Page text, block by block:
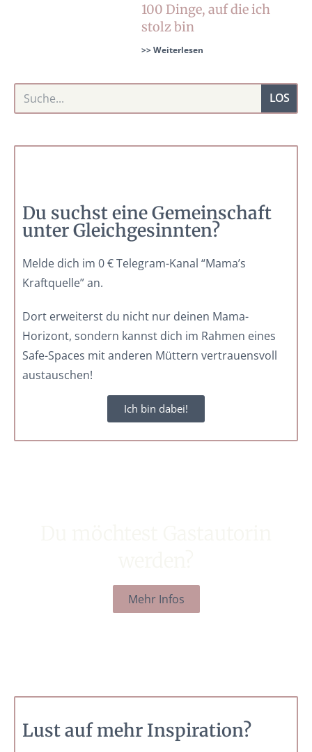
100 Dinge, auf die ich
stolz bin
>> Weiterlesen
LOS
Du suchst eine Gemeinschaft
unter Gleichgesinnten?
Melde dich im 0 € Telegram-Kanal “Mama’s
Kraftquelle” an.
Dort erweiterst du nicht nur deinen Mama-
Horizont, sondern kannst dich im Rahmen eines
Safe-Spaces mit anderen Müttern vertrauensvoll
austauschen!
Ich bin dabei!
Mehr Infos
Lust auf mehr Inspiration?